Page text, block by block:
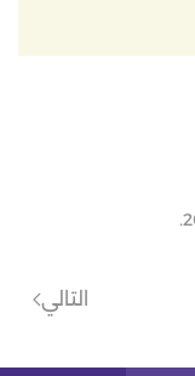
.
التالي